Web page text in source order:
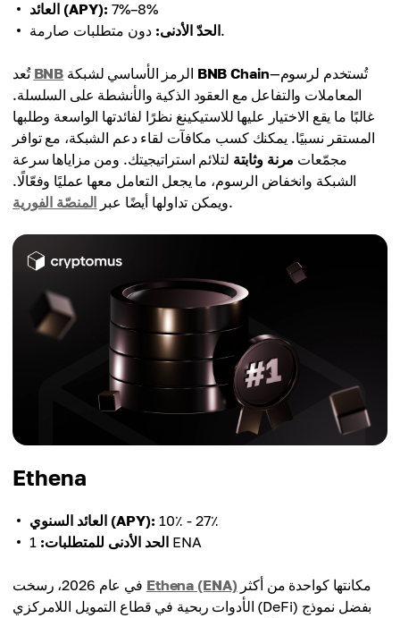
العائد (APY): 7%–8%
الحدّ الأدنى:دون متطلبات صارمة.
تُعد BNB BNB Chain—تُستخدم لرسوم
المعاملات والتفاعل مع العقود الذكية والأنشطة على السلسلة.
غالبًا ما يقع الاختيار عليها للاستيكينغ نظرًا لفائدتها الواسعة وطلبها
المستقر نسبيًا. يمكنك كسب مكافآت لقاء دعم الشبكة، مع توافر
مجمّعات مرنة وثابتة لتلائم استراتيجيتك. ومن مزاياها سرعة
الشبكة وانخفاض الرسوم، ما يجعل التعامل معها عمليًا وفعّالًا.
ويمكن تداولها أيضًا عبر المنصّة الفورية .
Ethena
العائد السنوي (APY): 10٪ - 27٪
الحد الأدنى للمتطلبات: 1 ENA
Ethena (ENA)
الأدوات ربحية في قطاع التمويل اللامركزي (DeFi) بفضل نموذج